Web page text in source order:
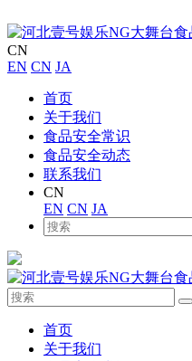
CN
EN CN JA
首页
关于我们
食品安全常识
食品安全动态
联系我们
CN
EN CN JA
首页
关于我们